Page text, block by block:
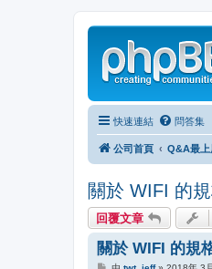
快速連結 問答集
公司首頁 Q&A最上
關於 WIFI 的
回覆文章
關於 WIFI 的規
文